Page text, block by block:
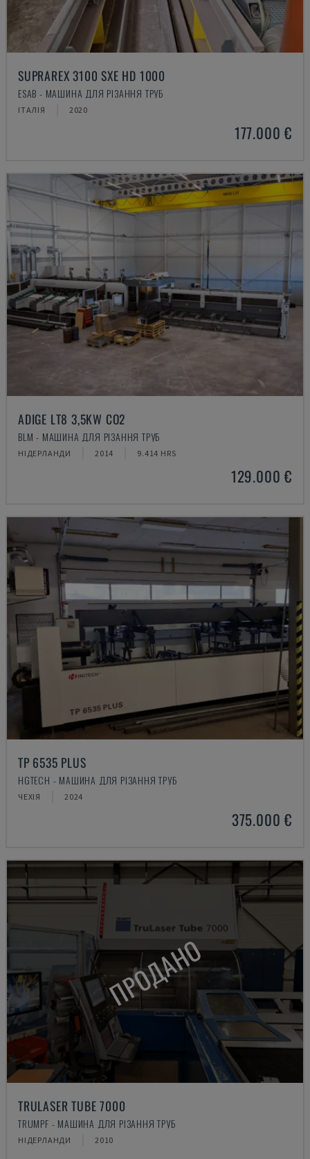
SUPRAREX 3100 SXE HD 1000
ESAB - МАШИНА ДЛЯ РІЗАННЯ ТРУБ
ІТАЛІЯ 2020
177.000 €
ADIGE LT8 3,5KW CO2
BLM - МАШИНА ДЛЯ РІЗАННЯ ТРУБ
НІДЕРЛАНДИ 2014 9.414 HRS
129.000 €
TP 6535 PLUS
HGTECH - МАШИНА ДЛЯ РІЗАННЯ ТРУБ
ЧЕХІЯ 2024
375.000 €
ПРОДАНО
TRULASER TUBE 7000
TRUMPF - МАШИНА ДЛЯ РІЗАННЯ ТРУБ
НІДЕРЛАНДИ 2010